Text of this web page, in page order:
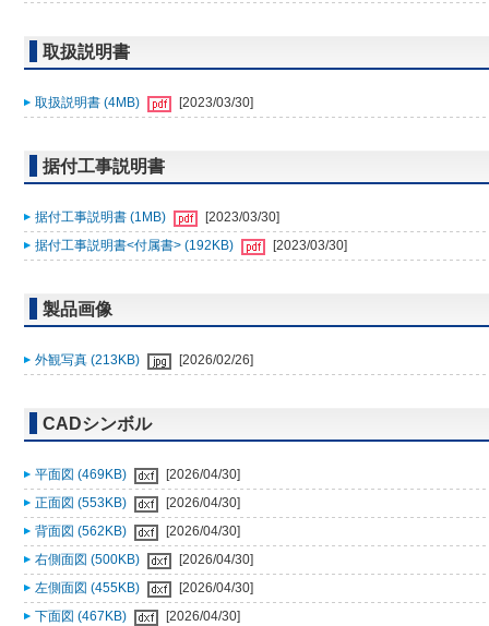
取扱説明書
取扱説明書 (4MB) [2023/03/30]
据付工事説明書
据付工事説明書 (1MB)
[2023/03/30]
据付工事説明書<付属書> (192KB)
[2023/03/30]
製品画像
外観写真 (213KB) [2026/02/26]
CADシンボル
平面図 (469KB)
[2026/04/30]
正面図 (553KB)
[2026/04/30]
背面図 (562KB)
[2026/04/30]
右側面図 (500KB)
[2026/04/30]
左側面図 (455KB)
[2026/04/30]
下面図 (467KB)
[2026/04/30]